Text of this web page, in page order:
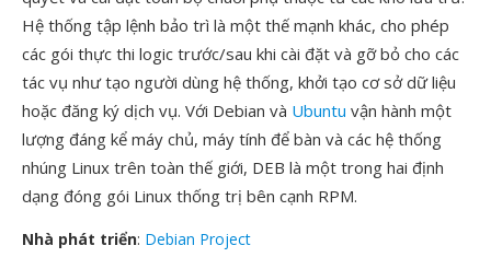
Hệ thống tập lệnh bảo trì là một thế mạnh khác, cho phép
các gói thực thi logic trước/sau khi cài đặt và gỡ bỏ cho các
tác vụ như tạo người dùng hệ thống, khởi tạo cơ sở dữ liệu
hoặc đăng ký dịch vụ. Với Debian và Ubuntu vận hành một
lượng đáng kể máy chủ, máy tính để bàn và các hệ thống
nhúng Linux trên toàn thế giới, DEB là một trong hai định
dạng đóng gói Linux thống trị bên cạnh RPM.
Nhà phát triển: Debian Project